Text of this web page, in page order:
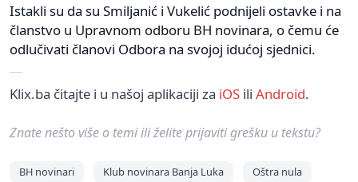
Istakli su da su Smiljanić i Vukelić podnijeli ostavke i na
članstvo u Upravnom odboru BH novinara, o čemu će
odlučivati članovi Odbora na svojoj idućoj sjednici.
Klix.ba čitajte i u našoj aplikaciji za iOS ili Android.
Znate nešto više o temi ili želite prijaviti grešku u tekstu?
BH novinari Klub novinara Banja Luka Oštra nula